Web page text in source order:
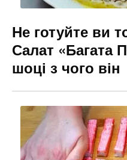
Не готуйте ви
Салат «Багата
шоці з чого він